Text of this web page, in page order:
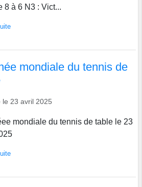
8 à 6 N3 : Vict...
mondiale du tennis de
le 23 avril 2025
mondiale du tennis de table le 23